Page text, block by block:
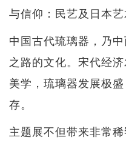
与信仰：民艺及日本艺
中国古代琉璃器，乃
之路的文化。宋代经
美学，琉璃器发展极
存。
主题展不但带来非常